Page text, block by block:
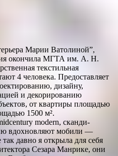
Марии Ватолиной”,
окончила МГТА им. А. Н.
текстильная
4 человека. Предоставляет
дизайну,
и декорированию
от квартиры площадью
1500 м².
modern, сканди­
вдохновляют мобили —
давно я открыла для себя
Сезара Манрике, они